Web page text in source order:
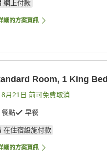
網上付款
細的方案資訊
Room, 1 King Bed
8月21日 前可免費取消
餐點 早餐
在住宿設施付款
細的方案資訊